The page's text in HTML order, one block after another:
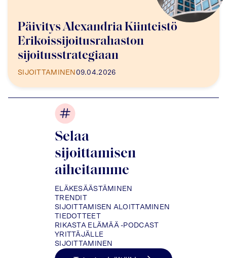
Päivitys Alexandria Kiinteistö
Erikoissijoitusrahaston
sijoitusstrategiaan
SIJOITTAMINEN 09.04.2026
Selaa
sijoittamisen
aiheitamme
ELÄKESÄÄSTÄMINEN
TRENDIT
SIJOITTAMISEN ALOITTAMINEN
TIEDOTTEET
RIKASTA ELÄMÄÄ -PODCAST
YRITTÄJÄLLE
SIJOITTAMINEN